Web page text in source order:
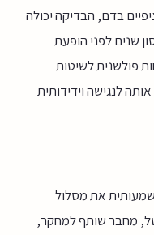
בדם, הבדיקה יכולה
שנים לפני הופעת
פולשנית לשיטות
לנגישה וידידותית
את מסלול
מחבר שותף למחקר,